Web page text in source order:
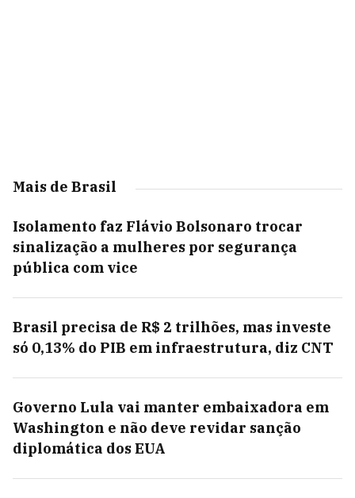
Mais de Brasil
Isolamento faz Flávio Bolsonaro trocar
sinalização a mulheres por segurança
pública com vice
Brasil precisa de R$ 2 trilhões, mas investe
só 0,13% do PIB em infraestrutura, diz CNT
Governo Lula vai manter embaixadora em
Washington e não deve revidar sanção
diplomática dos EUA